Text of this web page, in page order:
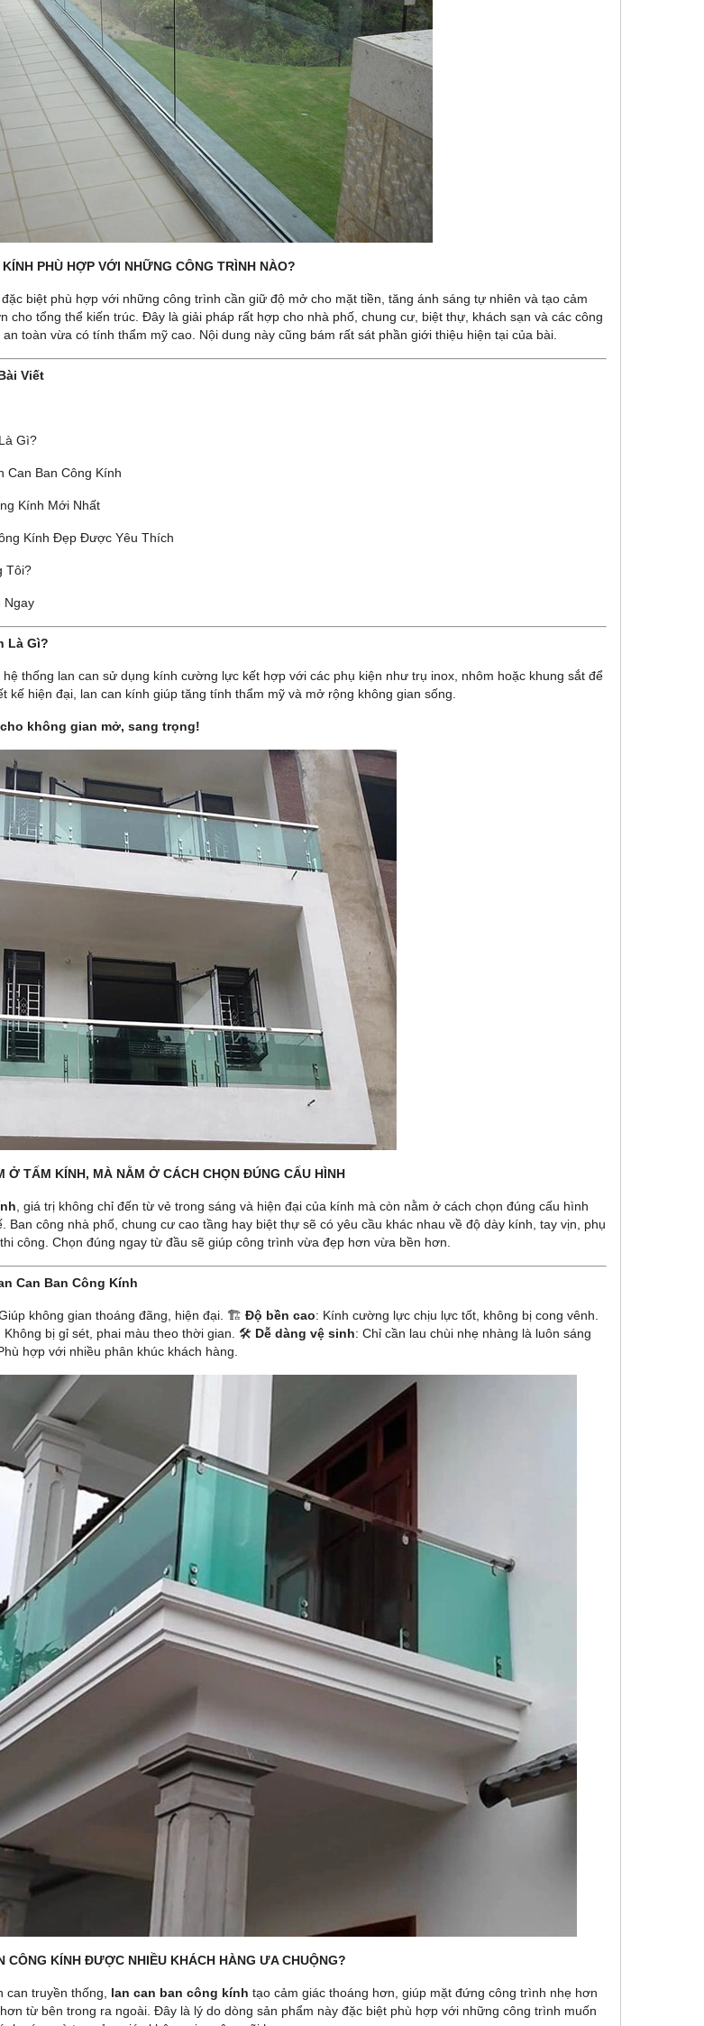
PHÙ HỢP VỚI NHỮNG CÔNG TRÌNH NÀO?
đặc biệt phù hợp với những công trình cần giữ độ mở cho mặt tiền, tăng ánh sáng tự nhiên và tạo cảm
cho tổng thể kiến trúc. Đây là giải pháp rất hợp cho nhà phố, chung cư, biệt thự, khách sạn và các công
toàn vừa có tính thẩm mỹ cao. Nội dung này cũng bám rất sát phần giới thiệu hiện tại của bài.
Viết
Gì?
Can Ban Công Kính
Kính Mới Nhất
Kính Đẹp Được Yêu Thích
Tôi?
Ngay
Là Gì?
thống lan can sử dụng kính cường lực kết hợp với các phụ kiện như trụ inox, nhôm hoặc khung sắt để
kế hiện đại, lan can kính giúp tăng tính thẩm mỹ và mở rộng không gian sống.
không gian mở, sang trọng!
Ở TẤM KÍNH, MÀ NẰM Ở CÁCH CHỌN ĐÚNG CẤU HÌNH
, giá trị không chỉ đến từ vẻ trong sáng và hiện đại của kính mà còn nằm ở cách chọn đúng cấu hình
Ban công nhà phố, chung cư cao tầng hay biệt thự sẽ có yêu cầu khác nhau về độ dày kính, tay vịn, phụ
công. Chọn đúng ngay từ đầu sẽ giúp công trình vừa đẹp hơn vừa bền hơn.
Can Ban Công Kính
không gian thoáng đãng, hiện đại. 🏗 Độ bền cao: Kính cường lực chịu lực tốt, không bị cong vênh.
Không bị gỉ sét, phai màu theo thời gian. 🛠 Dễ dàng vệ sinh: Chỉ cần lau chùi nhẹ nhàng là luôn sáng
hợp với nhiều phân khúc khách hàng.
CÔNG KÍNH ĐƯỢC NHIỀU KHÁCH HÀNG ƯA CHUỘNG?
can truyền thống, lan can ban công kính tạo cảm giác thoáng hơn, giúp mặt đứng công trình nhẹ hơn
từ bên trong ra ngoài. Đây là lý do dòng sản phẩm này đặc biệt phù hợp với những công trình muốn